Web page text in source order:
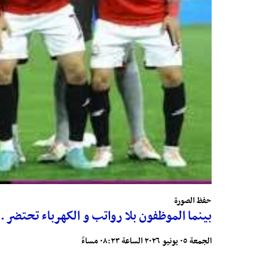
حفظ الصورة
بينما الموظفون بلا رواتب و الكهرباء تحتضر .. 20 ألف ريال سعودي لكل فرد في بعثة المنتخب يشعل غضب
الجمعة ٠٥ يونيو ٢٠٢٦ الساعة ٠٨:٢٣ مساءً